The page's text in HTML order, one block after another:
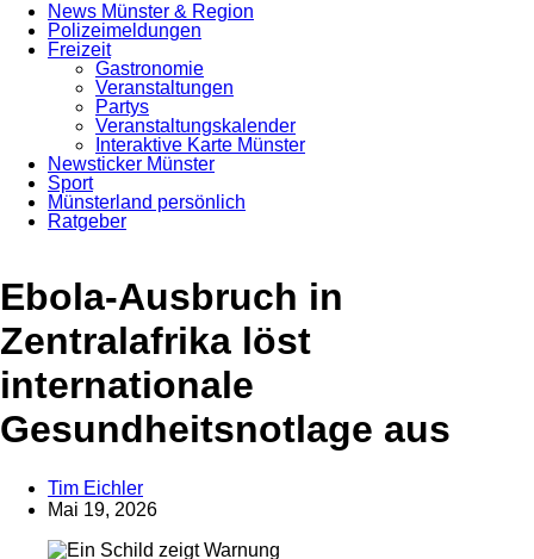
News Münster & Region
Polizeimeldungen
Freizeit
Gastronomie
Veranstaltungen
Partys
Veranstaltungskalender
Interaktive Karte Münster
Newsticker Münster
Sport
Münsterland persönlich
Ratgeber
Anzeige
Ebola-Ausbruch in
Zentralafrika löst
internationale
Gesundheitsnotlage aus
Tim Eichler
Mai 19, 2026